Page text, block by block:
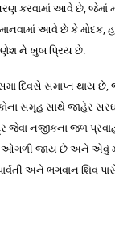
કરવામાં આવે છે, જેમાં
આવે છે કે મોદક,
ને ખુબ પ્રિય છે.
દિવસે સમાપ્ત થાય છે,
સમૂહ સાથે જાહેર
જેવા નજીકના જળ
ઓગળી જાય છે અને એવું
અને ભગવાન શિવ